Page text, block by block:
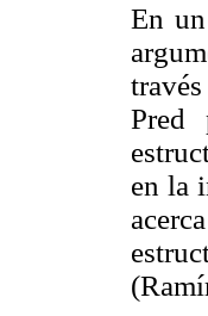
En
Pred
en la